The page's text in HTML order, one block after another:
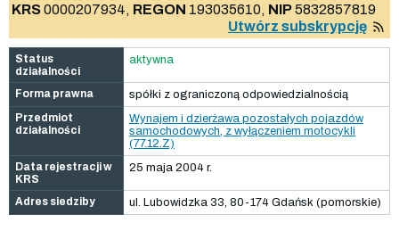
KRS0000207934, REGON 193035610, NIP5832857819
Utwórz subskrypcję
Status
działalności
aktywna
Forma prawna
spółki z ograniczoną odpowiedzialnością
Przedmiot
działalności
Wynajem i dzierżawa pozostałych pojazdów
samochodowych, z wyłączeniem motocykli
(77.12.Z)
Data rejestracji w
KRS
25 maja 2004 r.
Adres siedziby ul. Lubowidzka 33, 80-174 Gdańsk (pomorskie)